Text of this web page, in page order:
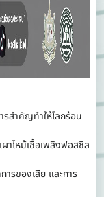
สำคัญทำให้โลกร้อน
หม้เชื้อเพลิงฟอสซิล
ของเสีย และการ